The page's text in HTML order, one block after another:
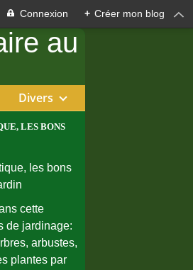
Connexion + Créer mon blog
Divers
LES BONS
cette
de jardinage:
arbustes,
plantes par